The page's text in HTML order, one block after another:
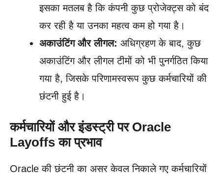
इसका मतलब है कि कंपनी कुछ प्रोजेक्ट्स को बंद
कर रही है या उनका महत्व कम हो गया है।
अकाउंटिंग और लीगल: अधिग्रहण के बाद, कुछ
अकाउंटिंग और लीगल टीमों को भी पुनर्गठित किया
गया है, जिसके परिणामस्वरूप कुछ कर्मचारियों की
छंटनी हुई है।
कर्मचारियों और इंडस्ट्री पर Oracle
Layoffs का प्रभाव
Oracle की छंटनी का असर केवल निकाले गए कर्मचारियों